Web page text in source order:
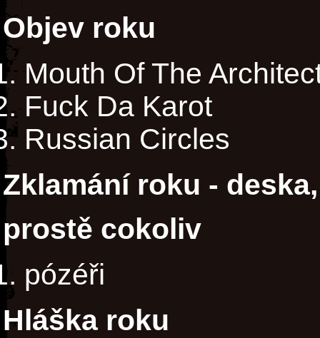
Objev roku
Mouth Of The
Fuck Da Karot
Russian Circles
Zklamání roku -
prostě cokoliv
pózéři
Hláška roku